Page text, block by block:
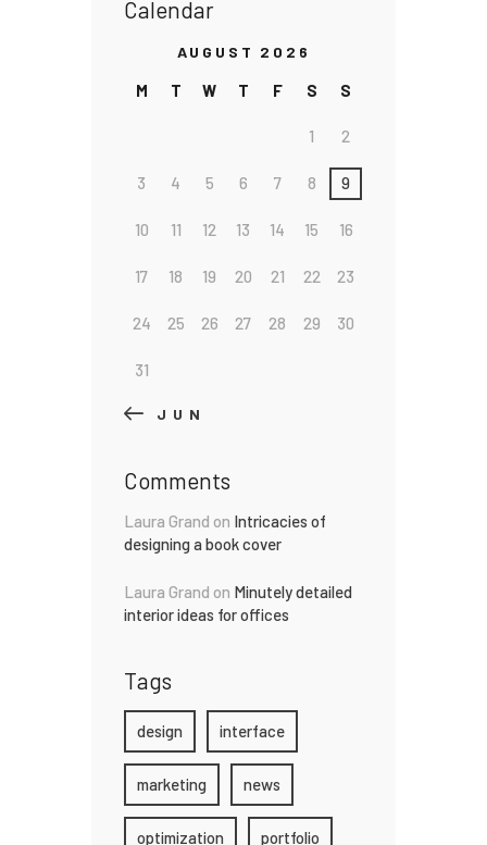
Calendar
AUGUST 2026
M T W T F S S
1 2
3 4 5 6 7 8 9
10 11 12 13 14 15 16
17 18 19 20 21 22 23
24 25 26 27 28 29 30
31
« JUN
Comments
Laura Grand on Intricacies of
designing a book cover
Laura Grand on Minutely detailed
interior ideas for offices
Tags
design interface
marketing news
optimization portfolio